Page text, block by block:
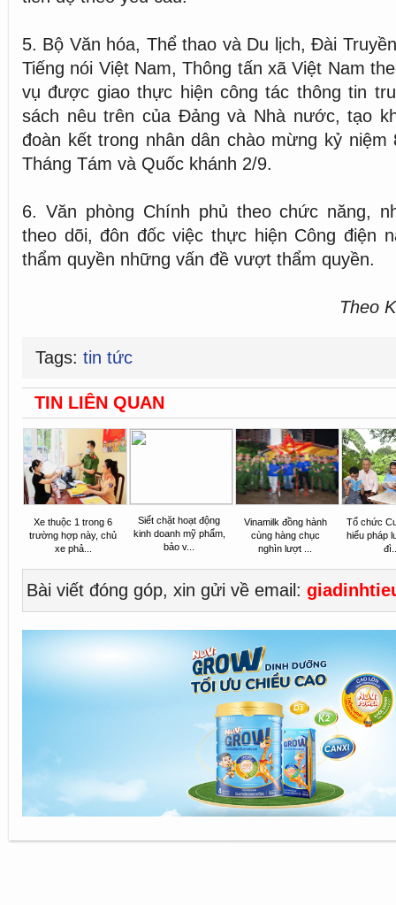
5. Bộ Văn hóa, Thể thao và Du lịch, Đài
Tiếng nói Việt Nam, Thông tấn xã Việt Nam
vụ được giao thực hiện công tác thông tin
sách nêu trên của Đảng và Nhà nước, tạo
đoàn kết trong nhân dân chào mừng kỷ niệm
Tháng Tám và Quốc khánh 2/9.
6. Văn phòng Chính phủ theo chức năng,
theo dõi, đôn đốc việc thực hiện Công điện
thẩm quyền những vấn đề vượt thẩm quyền.
Theo
Tags: tin tức
TIN LIÊN QUAN
Xe thuộc 1 trong 6
trường hợp này, chủ
xe phả...
Siết chặt hoạt động
kinh doanh mỹ phẩm,
bảo v...
Vinamilk đồng hành
cùng hàng chục
nghìn lượt ...
Tổ chức
hiểu pháp
Bài viết đóng góp, xin gửi về email: